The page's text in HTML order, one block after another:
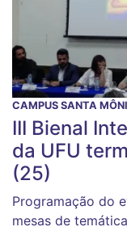
CAMPUS SANTA
III Bienal
da UFU
(25)
Programação do
mesas de